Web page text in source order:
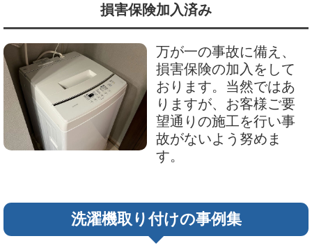
損害保険加入済み
万が一の事故に備え、
損害保険の加入をして
おります。当然ではあ
りますが、お客様ご要
望通りの施工を行い事
故がないよう努めま
す。
洗濯機取り付けの事例集